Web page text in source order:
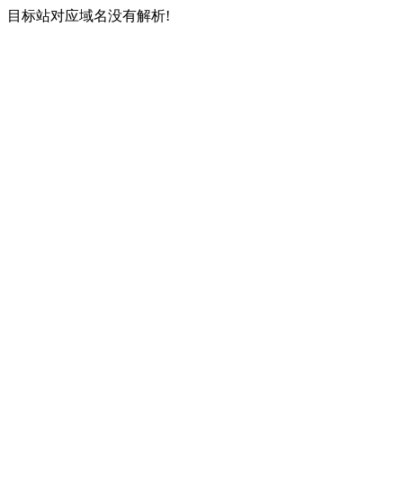
目标站对应域名没有解析!